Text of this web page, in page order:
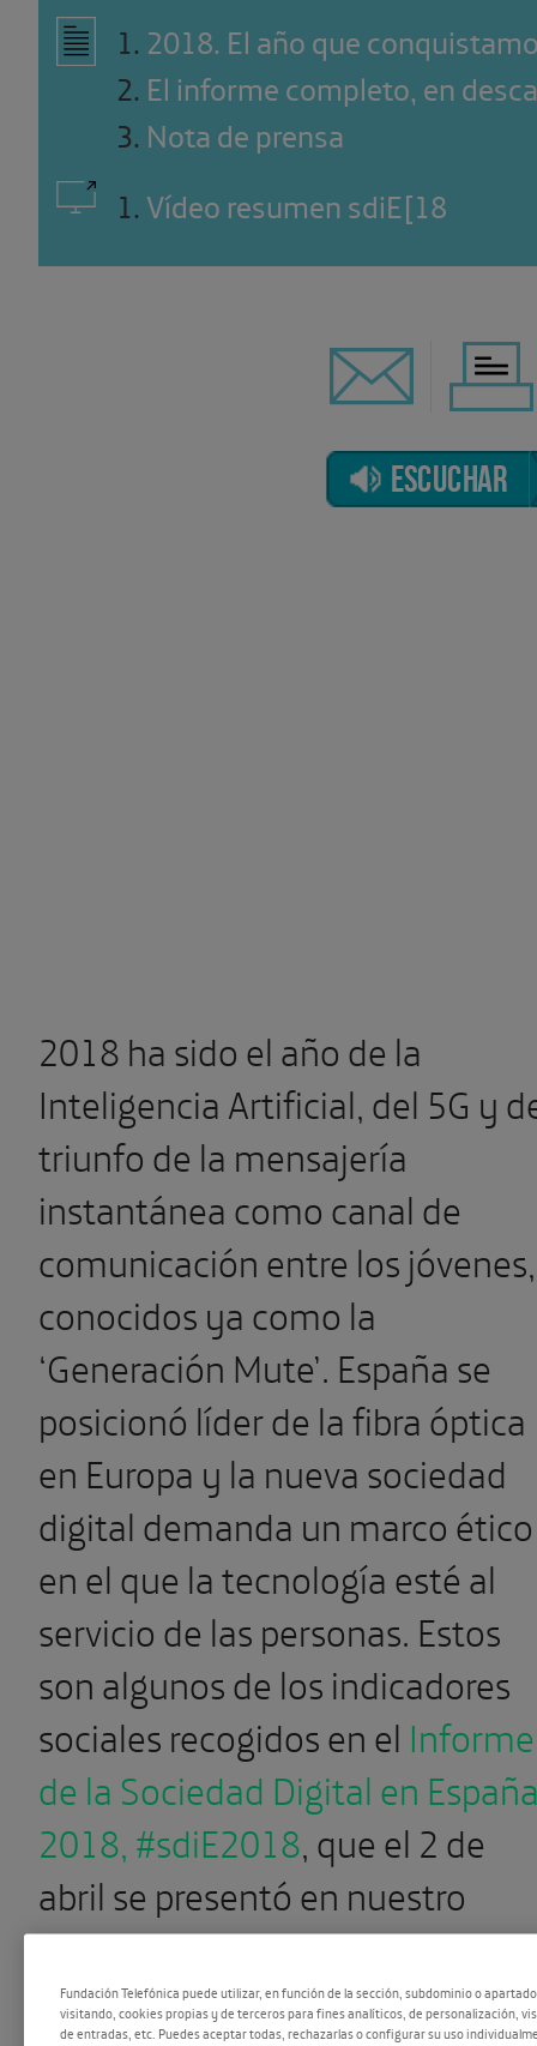
1. 2018. El año que
2. El informe completo, en
3. Nota de prensa
1.Vídeo resumen sdiE[18
ESCUCHAR
2018 ha sido el año de la
Inteligencia Artificial, del 5G y
triunfo de la mensajería
instantánea como canal de
comunicación entre los jóvenes,
conocidos ya como la
‘Generación Mute’. España se
posicionó líder de la fibra óptica
en Europa y la nueva sociedad
digital demanda un marco ético
en el que la tecnología esté al
servicio de las personas. Estos
son algunos de los indicadores
sociales recogidos en el Informe
de la Sociedad Digital en
2018,#sdiE2018, que el 2 de
abril se presentó en nuestro
auditorio.
Fundación Telefónica puede utilizar, en función de la sección, subdominio o
visitando, cookies propias y de terceros para fines analíticos, de personalización,
de entradas, etc. Puedes aceptar todas, rechazarlas o configurar su uso